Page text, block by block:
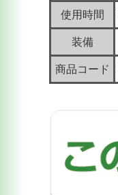
使用時間
装備
商品コード